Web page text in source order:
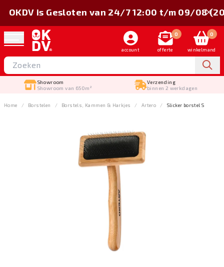
account
0
offerte
0
winkelmand
Showroom
Showroom van 650m²
Verzending
binnen 2 werkdagen
OKDV is Gesloten van 24/7 12:00 t/m 09/08
Home Borstelen Borstels, Kammen & Harkjes Artero Slicker borstel S